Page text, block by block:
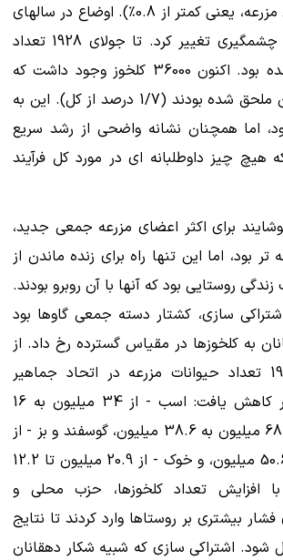
مجموع 25 میلیون مزرعه، یعنی کمتر از 0.8٪). اوضاع در سالهای
1928-1929 به طرز چشمگیری تغییر کرد. تا جولای 1928 تعداد
کلخوزها دو برابر شده بود. اکنون 36000 کلخوز وجود داشت که
400000 مزرعه به آن ملحق شده بودند (1/7 درصد از کل). این به
اما همچنان نشانه واضحی از رشد سریع
هیچ چیز داوطلبانه ای در مورد کل فرآیند
برای اکثر اعضای مزرعه جمعی جدید،
بود، اما این تنها راه برای زنده ماندن از
روستایی بود که آنها با آن روبرو بودند.
سازی، کشتار دسته جمعی گاوها بود
به کلخوزها در مقیاس گسترده رخ داد. از
سال 1929 تا 1933 تعداد حیوانات مزرعه در اتحاد جماهیر
شوروی به شرح زیر کاهش یافت: اسب - از 34 میلیون به 16
میلیون، گاو - از 68.3 میلیون به 38.6 میلیون، گوسفند و بز - از
147.2 میلیون به 50.6 میلیون، و خوک - از 20.9 میلیون تا 12.2
افزایش تعداد کلخوزها، حزب محلی و
بیشتری بر روستاها وارد کردند تا نتایج
شود. اشتراکی سازی که شبیه شکار دهقانان